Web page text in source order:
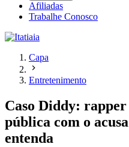
Afiliadas
Trabalhe Conosco
Capa
Entretenimento
Caso Diddy:
pública com o
entenda